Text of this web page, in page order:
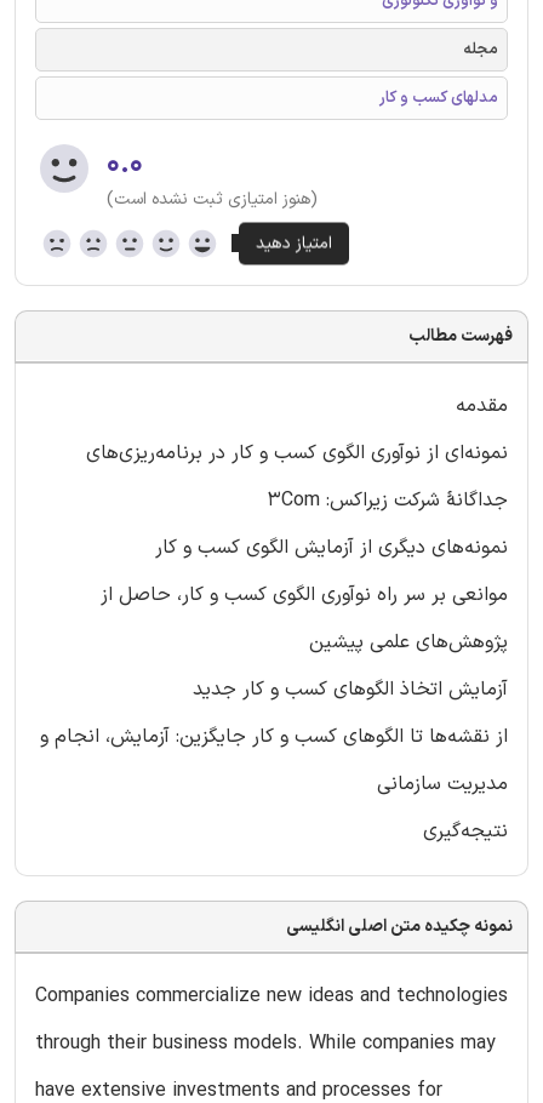
مجله
مدلهای کسب و کار
۰.۰
(هنوز امتیازی ثبت نشده است)
فهرست مطالب
مقدمه
نمونه‌ای از نوآوری الگوی کسب و کار در برنامه‌ریزی‌های
جداگانۀ شرکت زیراکس: 3Com
نمونه‌های دیگری از آزمایش الگوی کسب و کار
موانعی بر سر راه نوآوری الگوی کسب و کار، حاصل از
پژوهش‌های علمی پیشین
آزمایش اتخاذ الگوهای کسب و کار جدید
از نقشه‌ها تا الگوهای کسب و کار جایگزین: آزمایش، انجام و
مدیریت سازمانی
نتیجه‌گیری
نمونه چکیده متن اصلی انگلیسی
Companies commercialize new ideas and technologies
through their business models. While companies may
have extensive investments and processes for